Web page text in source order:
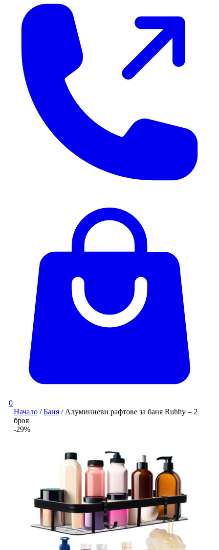
0
Начало /Баня / Алуминиеви рафтове за баня Ruhhy – 2
броя
-29%